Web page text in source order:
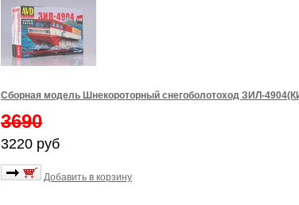
Сборная модель Шнекороторный снегоболотоход ЗИЛ-
3690
3220 руб
Добавить в корзину